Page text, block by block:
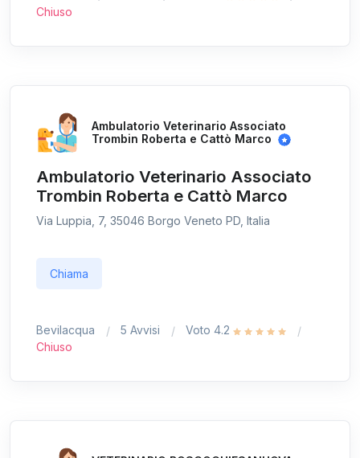
Chiuso
Ambulatorio Veterinario Associato
Trombin Roberta e Cattò Marco
Ambulatorio Veterinario Associato
Trombin Roberta e Cattò Marco
Via Luppia, 7, 35046 Borgo Veneto PD, Italia
Chiama
Bevilacqua 5 Avvisi
Voto 4.2
Chiuso